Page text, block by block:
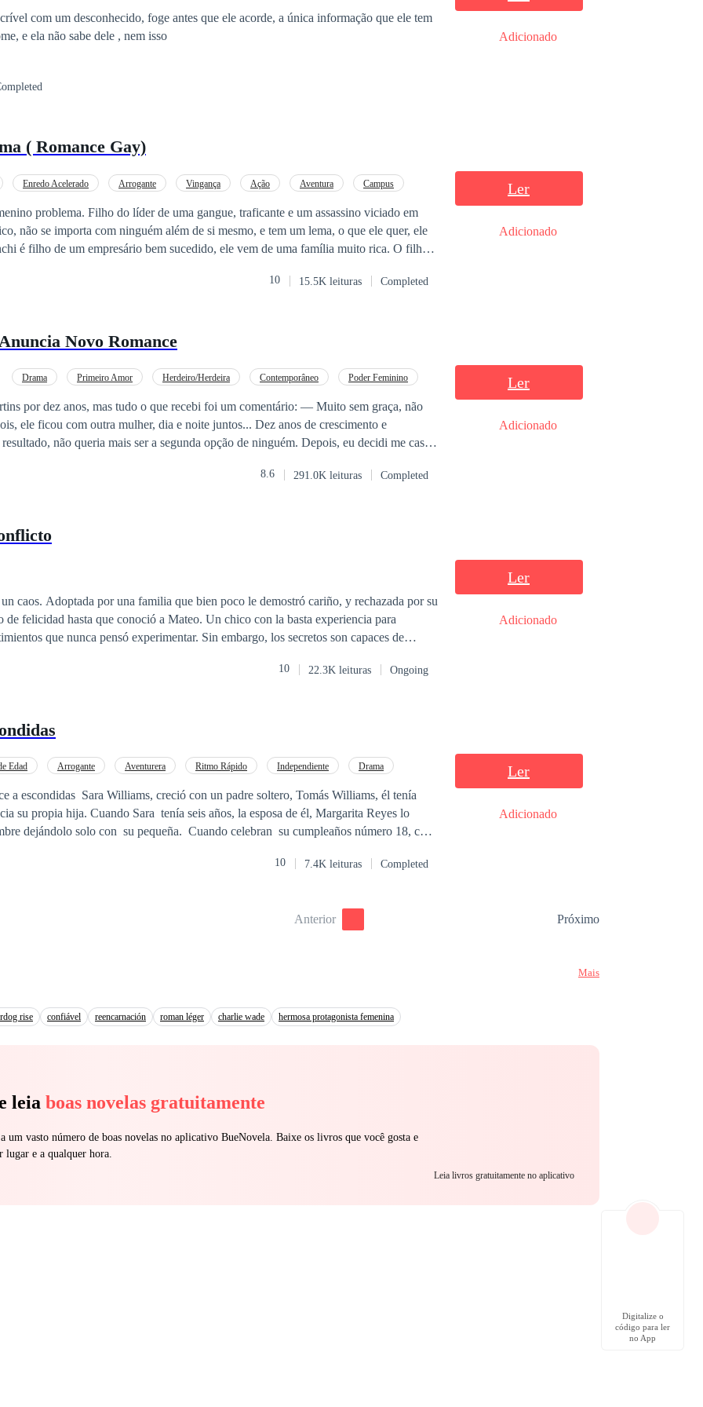
é voltado para o amor. Sensações prazerosas são mais eficazes que o controle e o
a luxúria e devassidão. E quando face e cara são descobertas, Saymon se une
dela, é seu primeiro nome, e ela não sabe dele , nem isso
Adicionado
( Romance Gay)
Enredo Acelerado Arrogante Vingança Ação Aventura
Campus
problema. Filho do líder de uma gangue, traficante e um assassino viciado em
não se importa com ninguém além de si mesmo, e tem um lema, o que ele quer, ele
por Nicholas Smith. Um menino sem papas na língua e sem o mínimo
10 15.5K leituras Completed
Ler
Adicionado
Novo Romance
Drama Primeiro Amor Herdeiro/Herdeira Contemporâneo
Poder Feminino
dez anos, mas tudo o que recebi foi um comentário: — Muito sem graça, não
ele ficou com outra mulher, dia e noite juntos... Dez anos de crescimento e
não queria mais ser a segunda opção de ninguém. Depois, eu decidi me casar
que ela vai se amar para sempre. Então, ame e valorize enquanto pode.”
8.6 291.0K leituras Completed
Ler
Adicionado
pensó experimentar. Sin embargo, los secretos son capaces de
10 22.3K leituras Ongoing
Ler
Adicionado
Edad Arrogante Aventurera Ritmo Rápido Independiente
Drama
su propia hija. Cuando Sara tenía seis años, la esposa de él, Margarita Reyes lo
su pequeña. Cuando celebran su cumpleaños número 18, con
10 7.4K leituras Completed
Ler
Adicionado
Anterior Próximo
Mais
rise confiável reencarnación roman léger charlie wade hermosa protagonista femenina
leia boas novelas gratuitamente
um vasto número de boas novelas no aplicativo BueNovela. Baixe os livros que você gosta e
lugar e a qualquer hora.
Leia livros gratuitamente no aplicativo
Digitalize o
código para ler
no App